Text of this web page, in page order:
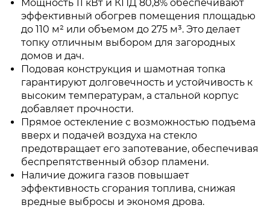
Мощность 11 кВт и КПД 80,8% обеспечивают
эффективный обогрев помещения площадью
до 110 м² или объемом до 275 м³. Это делает
топку отличным выбором для загородных
домов и дач.
Подовая конструкция и шамотная топка
гарантируют долговечность и устойчивость к
высоким температурам, а стальной корпус
добавляет прочности.
Прямое остекление с возможностью подъема
вверх и подачей воздуха на стекло
предотвращает его запотевание, обеспечивая
беспрепятственный обзор пламени.
Наличие дожига газов повышает
эффективность сгорания топлива, снижая
вредные выбросы и экономя дрова.